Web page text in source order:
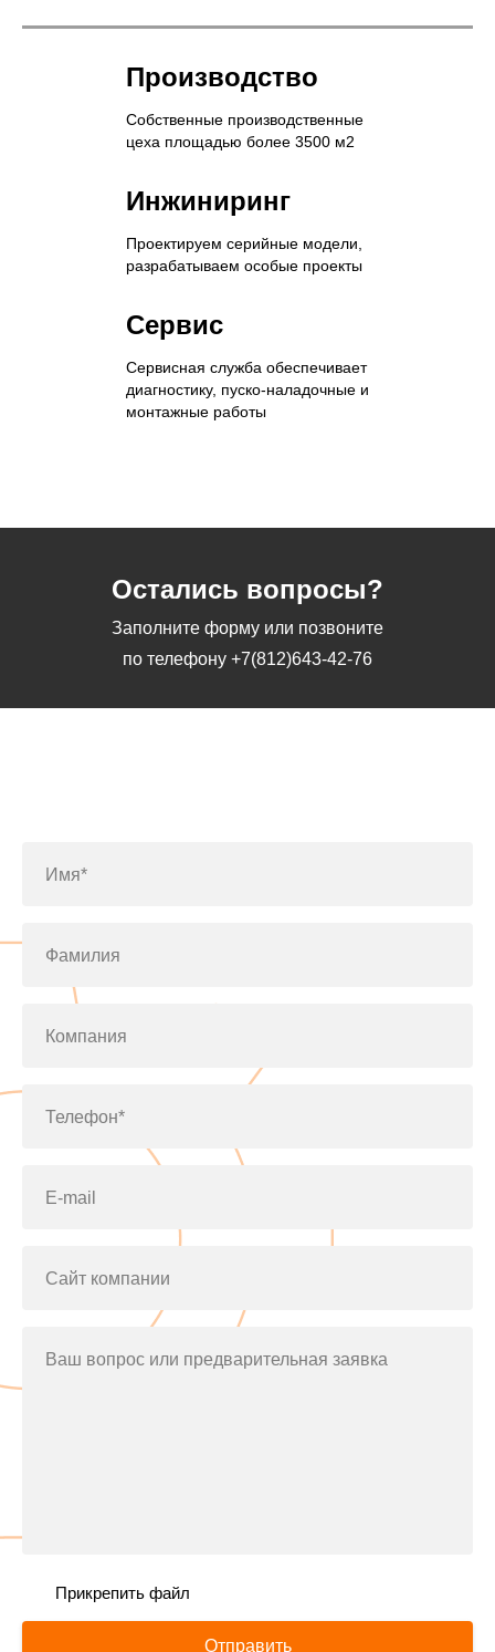
Производство
Собственные производственные
цеха площадью более 3500 м2
Инжиниринг
Проектируем серийные модели,
разрабатываем особые проекты
Сервис
Сервисная служба обеспечивает
диагностику, пуско-наладочные и
монтажные работы
Остались вопросы?
Заполните форму или позвоните
по телефону +7(812)643-42-76
Имя*
Фамилия
Компания
Телефон*
E-mail
Сайт компании
Ваш вопрос или предварительная заявка
Прикрепить файл
Отправить